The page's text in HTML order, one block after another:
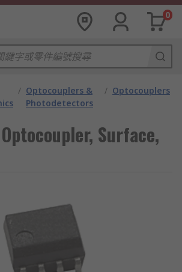
0
/ Optocouplers &
Photodetectors
/ Optocouplers
Surface,